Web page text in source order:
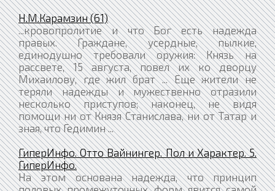
Н.М.Карамзин (61)
...кровопролитие и что Бог есть надежда
правых. Граждане, усердные, пылкие,
единодушно требовали оружия: Князь на
рассвете, 15 августа, повел их ко дворцу
Михаилову, где жил брат ... Еще жители не
теряли надежды и мужественно отразили
несколько приступов; наконец, не видя
помощи ни от Князя Станислава, ни от Татар и
зная, что Гедимин ...
ГиперИнфо. Отто Вайнингер. Пол и Характер. 5.
ГиперИнфо.
На этом основана надежда, что принцип